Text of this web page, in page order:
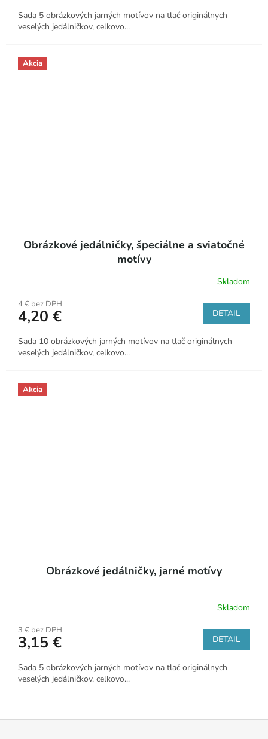
Sada 5 obrázkových jarných motívov na tlač originálnych
veselých jedálničkov, celkovo...
Akcia
Obrázkové jedálničky, špeciálne a sviatočné
motívy
Skladom
4 € bez DPH
4,20 € DETAIL
Sada 10 obrázkových jarných motívov na tlač originálnych
veselých jedálničkov, celkovo...
Akcia
Obrázkové jedálničky, jarné motívy
Skladom
3 € bez DPH
3,15 € DETAIL
Sada 5 obrázkových jarných motívov na tlač originálnych
veselých jedálničkov, celkovo...